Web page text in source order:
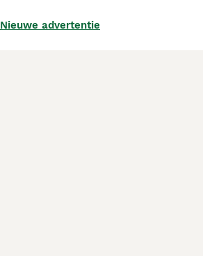
Nieuwe advertentie